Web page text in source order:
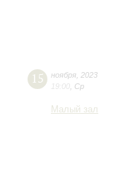
15 ноября 2023
19:00 Ср
Малый зал